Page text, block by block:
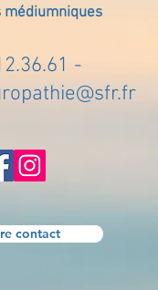
médiumniques
-
contact